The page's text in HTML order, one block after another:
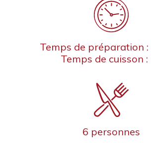
Temps de préparation :
Temps de cuisson :
6 personnes